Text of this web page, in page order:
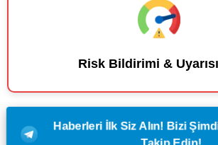
Risk Bildirimi & Uyarısı
Haberleri İlk Siz Alın! Bizi